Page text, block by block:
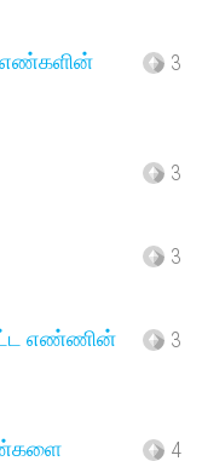
3
3
3
எண்ணின்
3
4